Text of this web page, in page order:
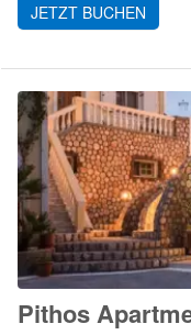
JETZT BUCHEN
Pithos